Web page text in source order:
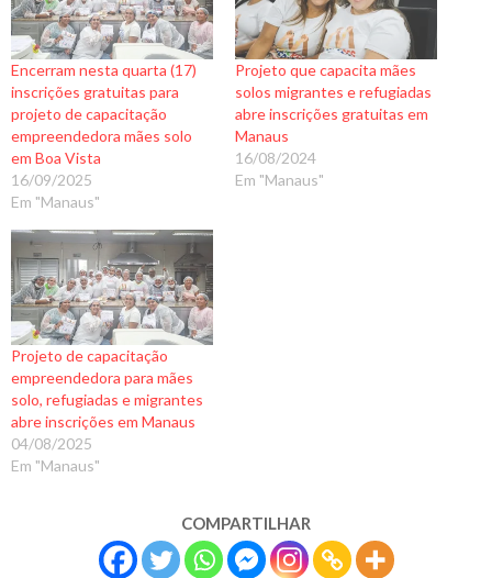
Encerram nesta quarta (17)
inscrições gratuitas para
projeto de capacitação
empreendedora mães solo
em Boa Vista
16/09/2025
Em "Manaus"
Projeto que capacita mães
solos migrantes e refugiadas
abre inscrições gratuitas em
Manaus
16/08/2024
Em "Manaus"
Projeto de capacitação
empreendedora para mães
solo, refugiadas e migrantes
abre inscrições em Manaus
04/08/2025
Em "Manaus"
COMPARTILHAR